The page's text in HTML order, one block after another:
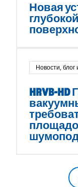
Новая
Новости, блог
HRVB-